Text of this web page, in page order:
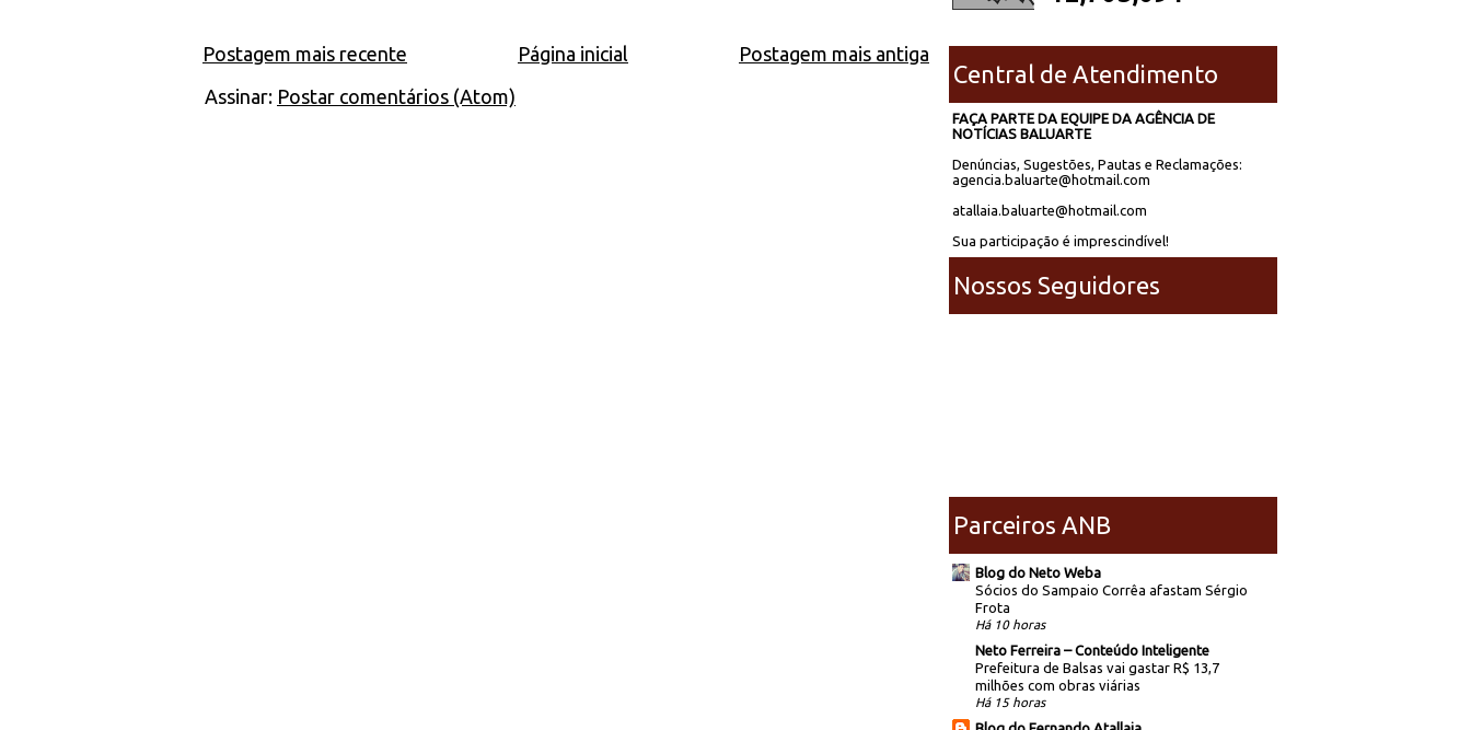
Postagem mais recente Postagem mais antiga
Página inicial
Assinar: Postar comentários (Atom)
Central de Atendimento
FAÇA PARTE DA EQUIPE DA AGÊNCIA DE
NOTÍCIAS BALUARTE
Denúncias, Sugestões, Pautas e Reclamações:
agencia.baluarte@hotmail.com
atallaia.baluarte@hotmail.com
Sua participação é imprescindível!
Nossos Seguidores
Parceiros ANB
Blog do Neto Weba
Sócios do Sampaio Corrêa afastam Sérgio
Frota
Há 10 horas
Neto Ferreira – Conteúdo Inteligente
Prefeitura de Balsas vai gastar R$ 13,7
milhões com obras viárias
Há 15 horas